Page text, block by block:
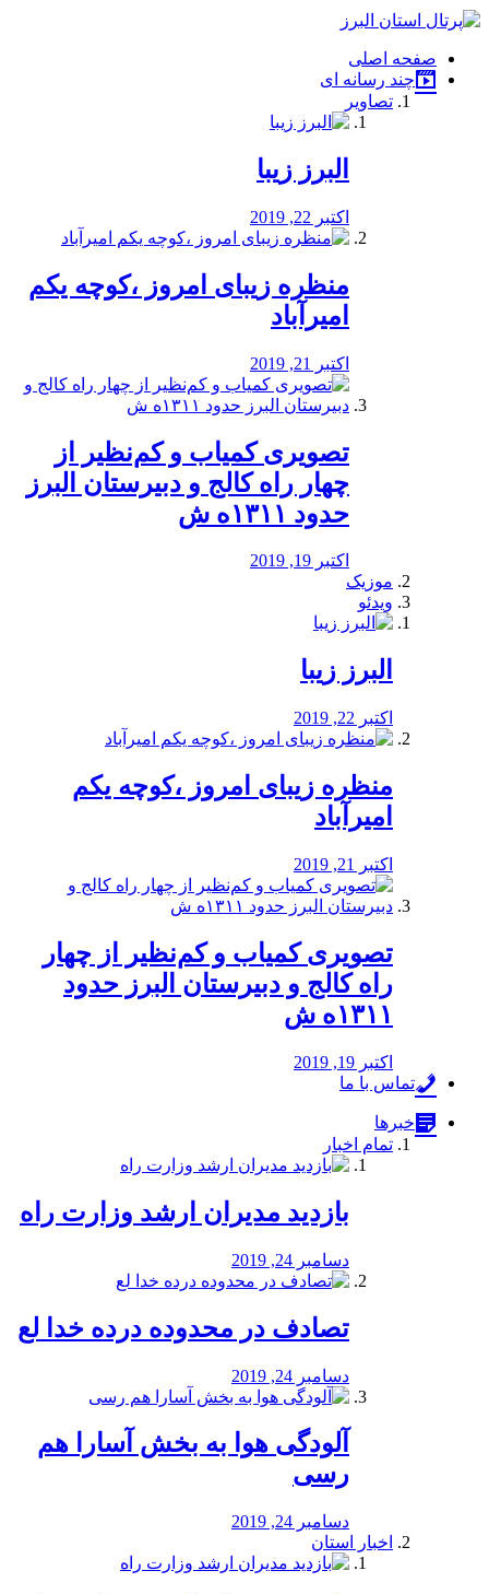
فصد
شرق
تهران
خشکشویی
صفحه اصلی
چند رسانه ای
تصاویر
البرز زیبا
اکتبر 22, 2019
منظره‌‌ زیبای امروز ،کوچه یکم
امیرآباد
اکتبر 21, 2019
️تصویری کمیاب و کم‌نظیر از
چهار راه كالج و دبيرستان البرز
حدود ۱۳۱۱ه ش
اکتبر 19, 2019
موزیک
ویدئو
البرز زیبا
اکتبر 22, 2019
منظره‌‌ زیبای امروز ،کوچه یکم
امیرآباد
اکتبر 21, 2019
️تصویری کمیاب و کم‌نظیر از چهار
راه كالج و دبيرستان البرز حدود
۱۳۱۱ه ش
اکتبر 19, 2019
تماس با ما
خبرها
تمام اخبار
بازدید مدیران ارشد وزارت راه
دسامبر 24, 2019
تصادف در محدوده درده خدا لع
دسامبر 24, 2019
آلودگی هوا به بخش آسارا هم
رسی
دسامبر 24, 2019
اخبار استان